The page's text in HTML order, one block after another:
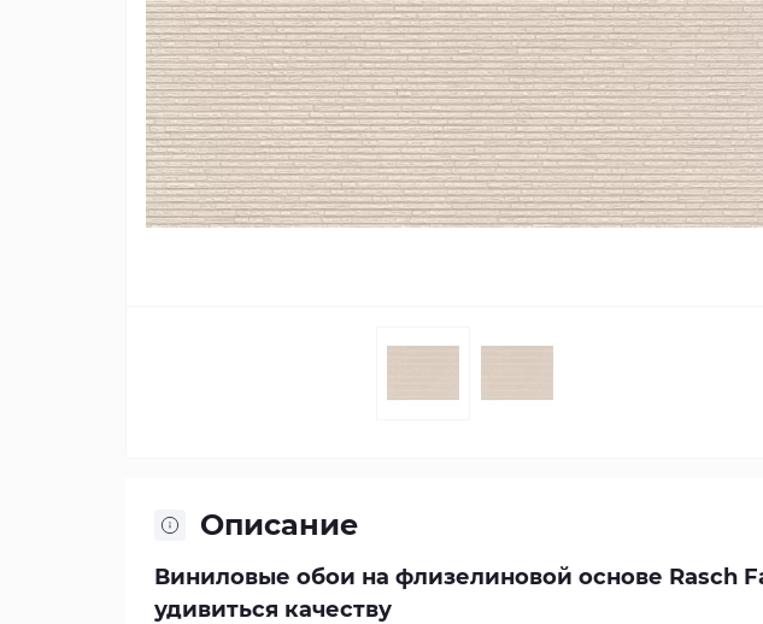
Описание
Виниловые обои на флизелиновой основе Rasch
удивиться качеству